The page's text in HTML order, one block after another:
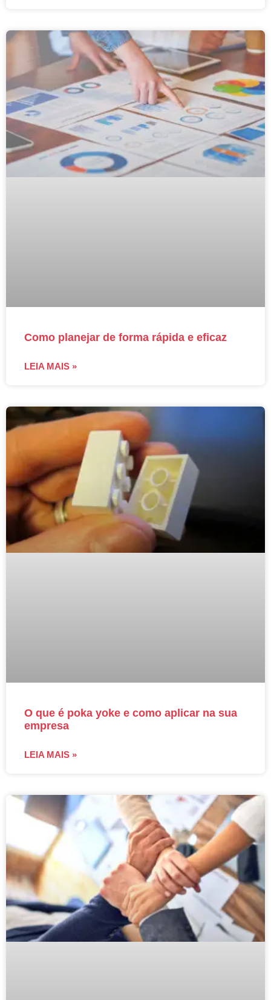
Como planejar de forma rápida e eficaz
LEIA MAIS »
O que é poka yoke e como aplicar na sua
empresa
LEIA MAIS »